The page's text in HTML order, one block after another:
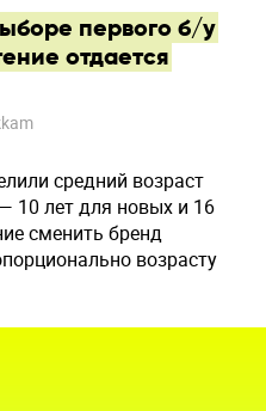
первого б/у
отдается
средний возраст
10 лет для новых и 16
сменить бренд
возрасту